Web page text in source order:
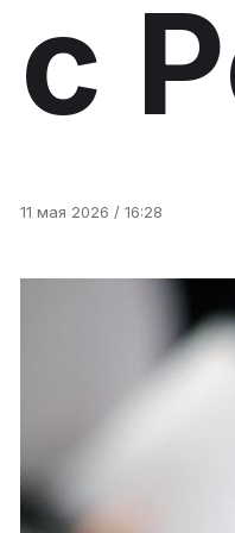
с
11 мая 2026 / 16:28